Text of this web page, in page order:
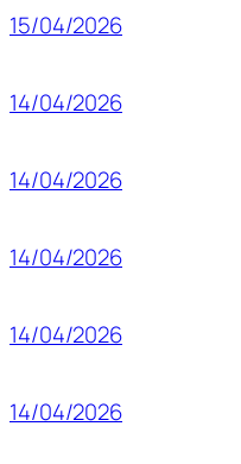
15/04/2026
14/04/2026
14/04/2026
14/04/2026
14/04/2026
14/04/2026